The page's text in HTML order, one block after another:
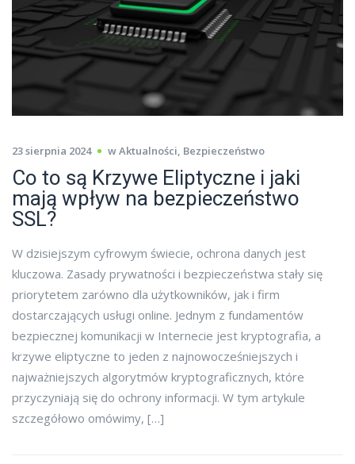
23 sierpnia 2024 wAktualności, Bezpieczeństwo
Co to są Krzywe Eliptyczne i jaki
mają wpływ na bezpieczeństwo
SSL?
W dzisiejszym cyfrowym świecie, ochrona danych jest
kluczowa. Zasady prywatności i bezpieczeństwa stały się
priorytetem zarówno dla użytkowników, jak i firm
dostarczających usługi online. Jednym z fundamentów
bezpiecznej komunikacji w Internecie jest kryptografia, a
krzywe eliptyczne to jeden z najnowocześniejszych i
najważniejszych algorytmów kryptograficznych, które
przyczyniają się do ochrony informacji. W tym artykule
szczegółowo omówimy, […]